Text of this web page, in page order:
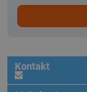
Kontakt